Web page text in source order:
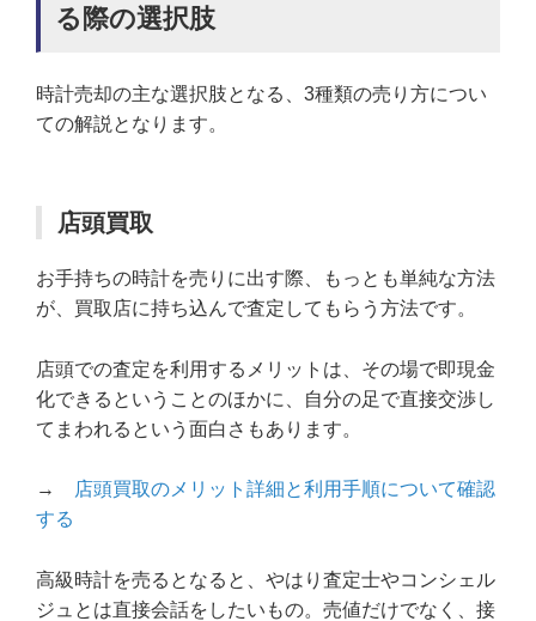
る際の選択肢
時計売却の主な選択肢となる、3種類の売り方につい
ての解説となります。
店頭買取
お手持ちの時計を売りに出す際、もっとも単純な方法
が、買取店に持ち込んで査定してもらう方法です。
店頭での査定を利用するメリットは、その場で即現金
化できるということのほかに、自分の足で直接交渉し
てまわれるという面白さもあります。
→
店頭買取のメリット詳細と利用手順について確認
する
高級時計を売るとなると、やはり査定士やコンシェル
ジュとは直接会話をしたいもの。売値だけでなく、接